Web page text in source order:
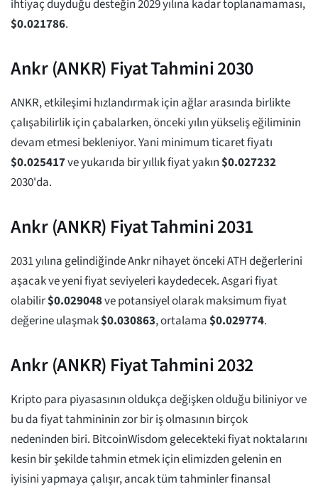
ihtiyaç duyduğu desteğin 2029 yılına kadar toplanamaması,
$0.021786.
Ankr (ANKR) Fiyat Tahmini 2030
ANKR, etkileşimi hızlandırmak için ağlar arasında birlikte
çalışabilirlik için çabalarken, önceki yılın yükseliş eğiliminin
devam etmesi bekleniyor. Yani minimum ticaret fiyatı
$0.025417ve yukarıda bir yıllık fiyat yakın$0.027232
2030'da.
Ankr (ANKR) Fiyat Tahmini 2031
2031 yılına gelindiğinde Ankr nihayet önceki ATH değerlerini
aşacak ve yeni fiyat seviyeleri kaydedecek. Asgari fiyat
olabilir$0.029048ve potansiyel olarak maksimum fiyat
değerine ulaşmak$0.030863, ortalama$0.029774.
Ankr (ANKR) Fiyat Tahmini 2032
Kripto para piyasasının oldukça değişken olduğu biliniyor ve
bu da fiyat tahmininin zor bir iş olmasının birçok
nedeninden biri. BitcoinWisdom gelecekteki fiyat noktalarını
kesin bir şekilde tahmin etmek için elimizden gelenin en
iyisini yapmaya çalışır, ancak tüm tahminler finansal